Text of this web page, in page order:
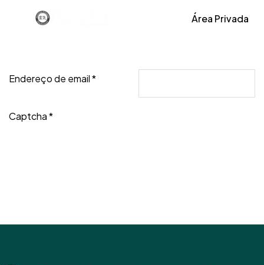
Área Privada
Endereço de email*
Captcha*